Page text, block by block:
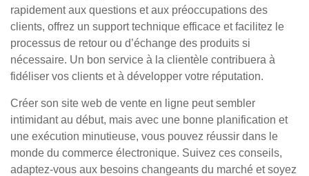
rapidement aux questions et aux préoccupations des
clients, offrez un support technique efficace et facilitez le
processus de retour ou d’échange des produits si
nécessaire. Un bon service à la clientèle contribuera à
fidéliser vos clients et à développer votre réputation.
Créer son site web de vente en ligne peut sembler
intimidant au début, mais avec une bonne planification et
une exécution minutieuse, vous pouvez réussir dans le
monde du commerce électronique. Suivez ces conseils,
adaptez-vous aux besoins changeants du marché et soyez